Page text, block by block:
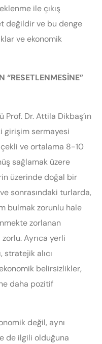
ile çıkış
değildir ve bu denge
ve ekonomik
“RESETLENMESİNE”
Prof. Dr. Attila Dikbaş’ın
girişim sermayesi
ve ortalama 8-10
sağlamak üzere
üzerinde doğal bir
sonrasındaki turlarda,
bulmak zorunlu hale
zorlanan
Ayrıca yerli
stratejik alıcı
belirsizlikler,
daha pozitif
değil, aynı
de ilgili olduğuna